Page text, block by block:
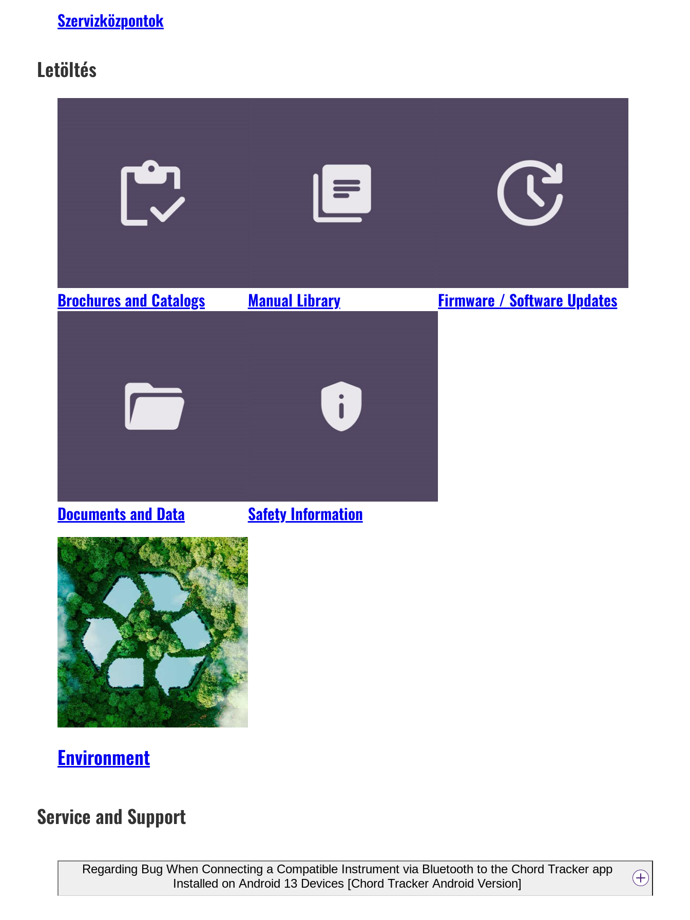
Szervizközpontok
Letöltés
Brochures and Catalogs Manual Library Firmware / Software Updates
Documents and Data Safety Information
Environment
Service and Support
Regarding Bug When Connecting a Compatible Instrument via Bluetooth to the Chord Tracker app
Installed on Android 13 Devices [Chord Tracker Android Version]